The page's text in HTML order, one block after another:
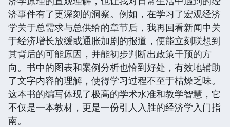
济事件有了更深刻的洞察。例如，在学习了宏观经济
学关于总需求与总供给的章节后，我再回看新闻中关
于经济增长放缓或通胀加剧的报道，便能立刻联想到
其背后的可能原因，并能初步判断出政策干预的方
向。书中的图表和案例分析也恰到好处，有效地辅助
了文字内容的理解，使得学习过程不至于枯燥乏味。
这本书的编写体现了极高的学术水准和教学智慧，它
不仅是一本教材，更是一份引人入胜的经济学入门指
南。